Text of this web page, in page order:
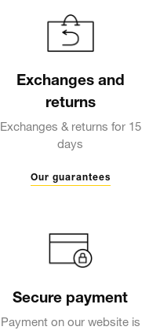
Exchanges and
returns
Exchanges & returns for 15
days
Our guarantees
Secure payment
Payment on our website is